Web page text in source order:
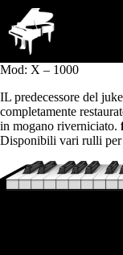
Mod: X – 1000
IL predecessore del
completamente
in mogano riverniciato.
Disponibili vari rulli per